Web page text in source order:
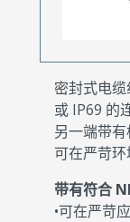
密封式电
或 IP69 的
另一端带有
可在严苛环
带有符合
•可在严苛